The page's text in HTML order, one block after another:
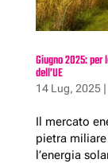
Giugno 2025:
dell’UE
14 Lug, 2025|
Il mercato
pietra
l’energia